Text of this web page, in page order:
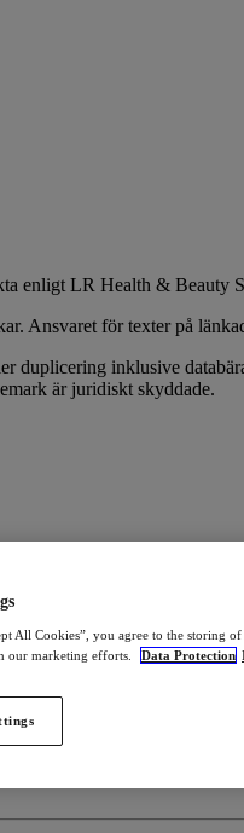
enligt LR Health &
Ansvaret för texter på
duplicering inklusive
är juridiskt skyddade.
All Cookies”, you agree to the storing
our marketing efforts.
Data Protection